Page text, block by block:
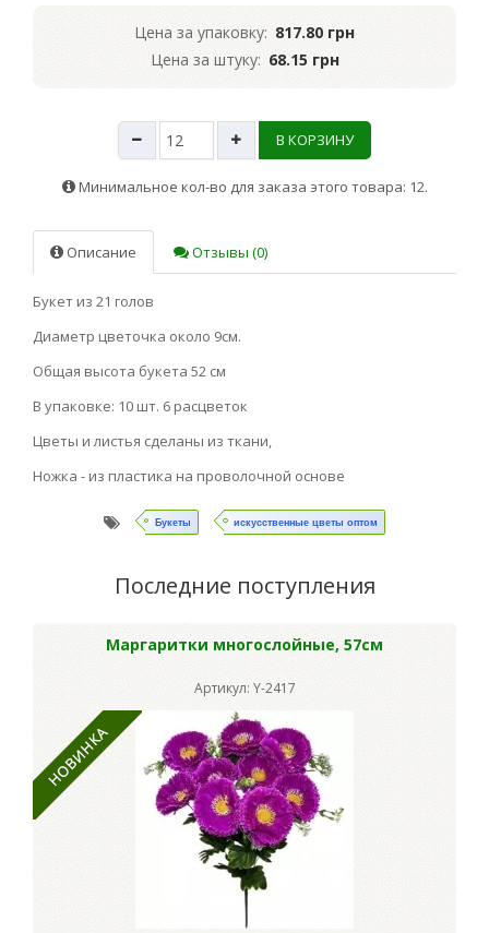
Цена за упаковку: 817.80 грн
Цена за штуку: 68.15 грн
В КОРЗИНУ
Минимальное кол-во для заказа этого товара: 12.
Описание Отзывы (0)
Букет из 21 голов
Диаметр цветочка около 9см.
Общая высота букета 52 см
В упаковке: 10 шт. 6 расцветок
Цветы и листья сделаны из ткани,
Ножка - из пластика на проволочной основе
Букеты искусственные цветы оптом
Последние поступления
Маргаритки многослойные, 57см
Артикул: Y-2417